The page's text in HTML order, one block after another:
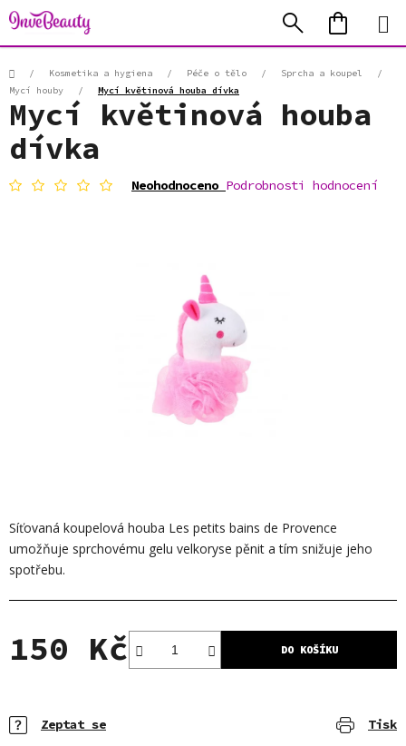
Přejít
na
obsah
Hledat
KOŠÍK
Domů/ Kosmetika a hygiena / Péče o tělo / Sprcha a koupel
/
Mycí houby
/ Mycí květinová houba dívka
Síťovaná koupelová houba Les petits bains de Provence
umožňuje sprchovému gelu velkoryse pěnit a tím snižuje jeho
spotřebu.
150 Kč DO KOŠÍKU
Tisk
Zeptat se
Mycí květinová houba
dívka
Průměrné
hvězdiček.
Neohodnoceno Podrobnosti hodnocení